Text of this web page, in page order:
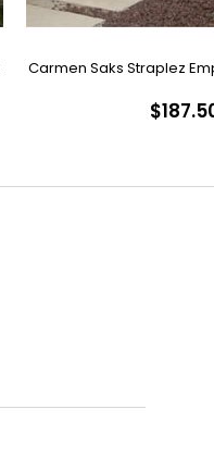
Carmen Saks Straplez